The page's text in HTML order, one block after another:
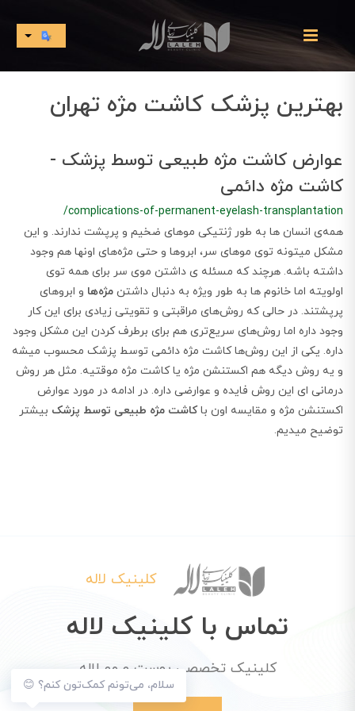
بهترین پزشک کاشت مژه تهران
عوارض کاشت مژه طبیعی توسط پزشک -
کاشت مژه دائمی
/complications-of-permanent-eyelash-transplantation
​​​​همه‌ی انسان ها به طور ژنتیکی موهای ضخیم و پرپشت ندارند. و این
مشکل میتونه توی موهای سر، ابروها و حتی مژه‌های اونها هم وجود
داشته باشه. هرچند که مسئله‌ ی داشتن موی سر برای همه توی
اولویته اما خانوم ها به طور ویژه به دنبال داشتن مژه‌ها و ابروهای
پرپشتند. در حالی که روش‌های مراقبتی و تقویتی زیادی برای این کار
وجود داره اما روش‌های سریع‌تری هم برای برطرف کردن این مشکل وجود
داره. یکی از این روش‌ها کاشت مژه دائمی توسط پزشک محسوب میشه
و یه روش دیگه هم اکستنشن مژه یا کاشت مژه موقتیه. مثل هر روش
درمانی ای این روش فایده و عوارضی داره. در ادامه در مورد عوارض
اکستنشن مژه و مقایسه اون باکاشت مژه طبیعی توسط پزشک بیشتر
توضیح میدیم.
سلام، می‌تونم کمک‌تون کنم؟ 😊
کلینیک لاله
تماس با کلینیک لاله
کلینیک تخصصی پوست و مو لاله